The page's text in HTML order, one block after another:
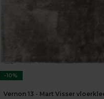
-10%
Vernon 13 - Mart Visser